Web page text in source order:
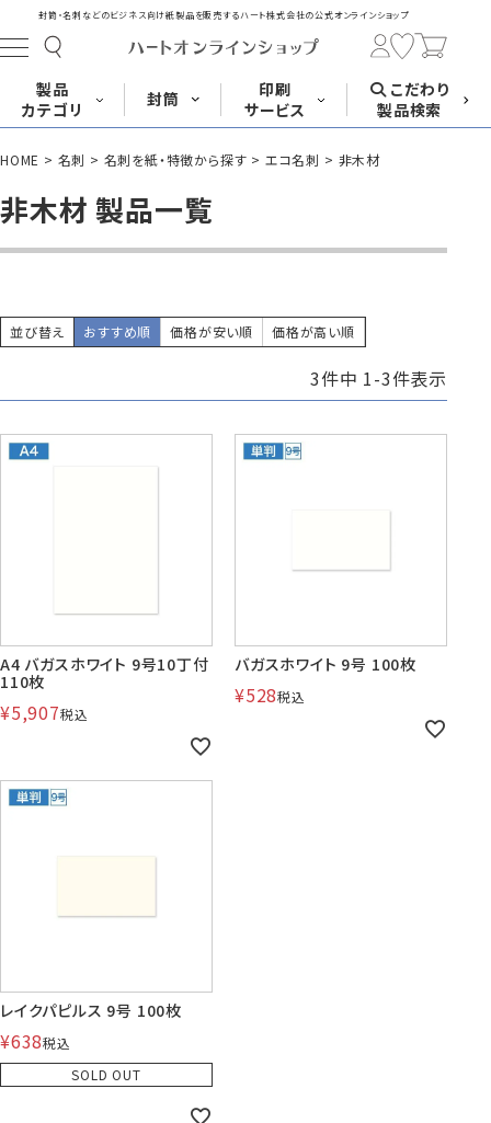
封筒・名刺などのビジネス向け紙製品を販売するハート株式会社の公式オンラインショップ
製品
カテゴリ
名刺 はがき カード・挨拶状
喪中はがき
カレンダー
株券・商品券
発送・包装・梱包資
封筒
長形封筒 角形封筒 洋形封筒
120×235 120×235
長40封筒
A4横4つ折
B5縦2つ折
A4横3つ折
105×214
洋2タテ封筒
A4横・縦4つ折
洋5タテ封筒
印刷
サービス
封筒印刷サービス
紙製クリアファイル印刷サービス
喪中はがき印刷サービス
こだわり
製品検索
HOME 名刺 名刺を紙・特徴から探す エコ名刺 非木材
非木材 製品一覧
並び替え おすすめ順 価格が安い順 価格が高い順
3件中 1-3件表示
A4 バガスホワイト 9号10丁付
110枚
¥5,907税込
バガスホワイト 9号 100枚
¥528税込
レイクパピルス 9号 100枚
¥638税込
SOLD OUT